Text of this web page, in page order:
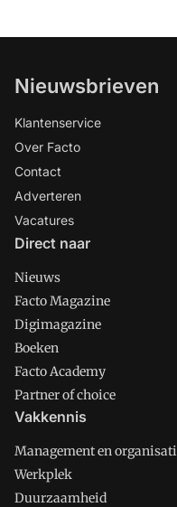
Nieuwsbrieven
Klantenservice
Over Facto
Contact
Adverteren
Vacatures
Direct naar
Nieuws
Facto Magazine
Digimagazine
Boeken
Facto Academy
Partner of choice
Vakkennis
Management en
Werkplek
Duurzaamheid